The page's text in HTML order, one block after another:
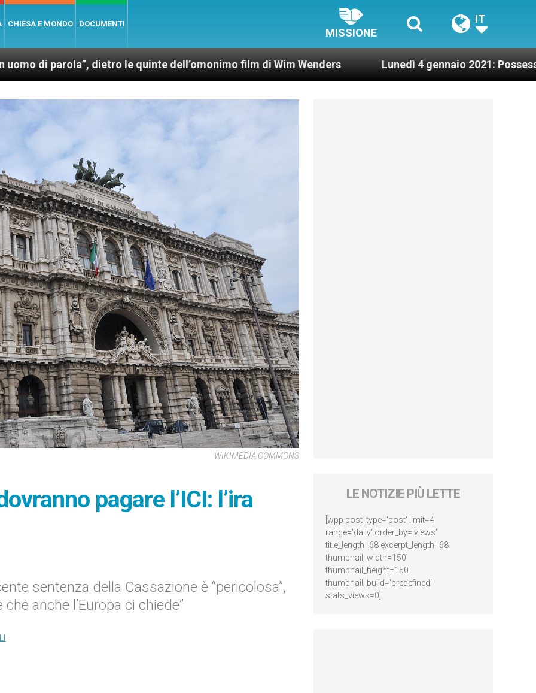
CHIESA E MONDO DOCUMENTI
MISSIONE
IT
dietro le quinte dell’omonimo film di Wim Wenders Lunedì 4 gennaio 2021: Possesso cardinalizio
WIKIMEDIA COMMONS
pagare l’ICI: l’ira
sentenza della Cassazione è “pericolosa”,
anche l’Europa ci chiede”
LE NOTIZIE PIÙ LETTE
[wpp post_type='post' limit=4
range='daily' order_by='views'
title_length=68 excerpt_length=68
thumbnail_width=150
thumbnail_height=150
thumbnail_build='predefined'
stats_views=0]